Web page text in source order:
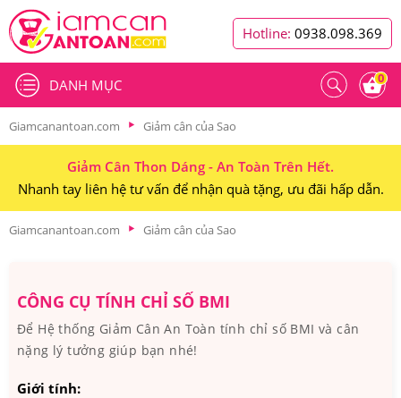
Hotline: 0938.098.369
0
DANH MỤC
Giamcanantoan.com Giảm cân của Sao
Giảm Cân Thon Dáng - An Toàn Trên Hết.
Nhanh tay liên hệ tư vấn để nhận quà tặng, ưu đãi hấp dẫn.
Giamcanantoan.com Giảm cân của Sao
CÔNG CỤ TÍNH CHỈ SỐ BMI
Để Hệ thống Giảm Cân An Toàn tính chỉ số BMI và cân
nặng lý tưởng giúp bạn nhé!
Giới tính: